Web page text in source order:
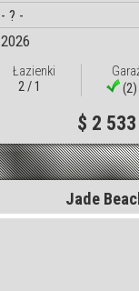
- ? -
2026
Łazienki
2 / 1
(2)
$ 2
Jade